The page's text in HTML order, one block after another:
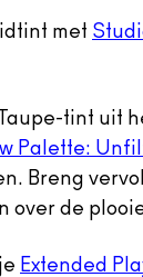
met
tint uit
Palette:
Breng
over de
Extended